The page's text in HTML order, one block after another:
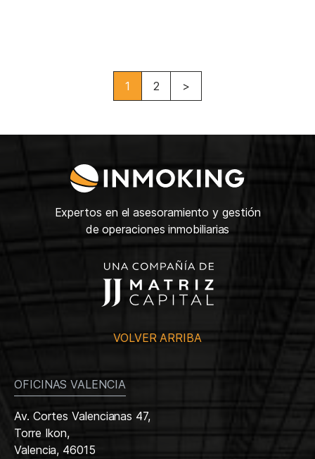
1 2 >
Expertos en el asesoramiento y gestión
de operaciones inmobiliarias
VOLVER ARRIBA
OFICINAS VALENCIA
Av. Cortes Valencianas 47,
Torre Ikon,
Valencia, 46015